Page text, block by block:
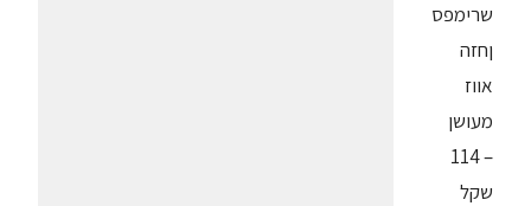
שרימפס
ןחזה
אווז
מעושן
– 114
שקל